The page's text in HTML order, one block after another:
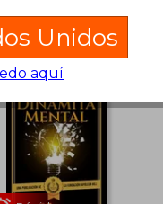
Unidos
aquí